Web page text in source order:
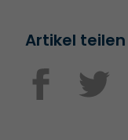
Artikel teilen